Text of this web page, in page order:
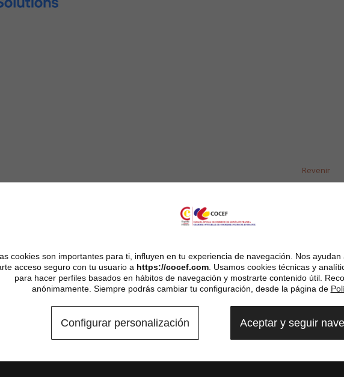
Revenir
de España en Francia
cookies son importantes para ti, influyen en tu experiencia de navegación. Nos
acceso seguro con tu usuario a https://cocef.com. Usamos cookies técnicas y
para hacer perfiles basados en hábitos de navegación y mostrarte contenido útil.
anónimamente. Siempre podrás cambiar tu configuración, desde la página de
Configurar personalización Aceptar y seguir